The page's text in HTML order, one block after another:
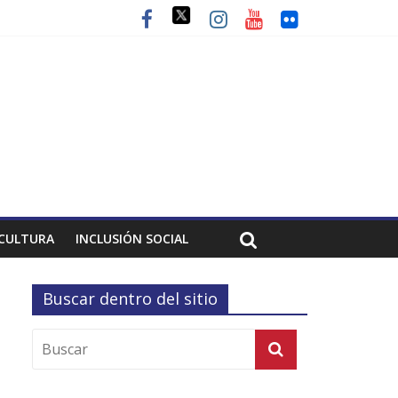
INCLUSIÓN SOCIAL
Buscar dentro del sitio